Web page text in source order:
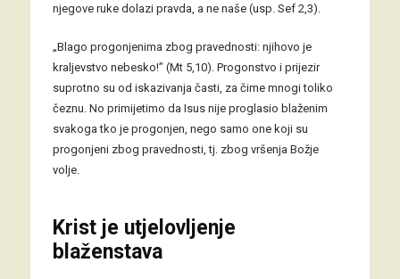
njegove ruke dolazi pravda, a ne naše (usp. Sef 2,3).
„Blago progonjenima zbog pravednosti: njihovo je
kraljevstvo nebesko!” (Mt 5,10). Progonstvo i prijezir
suprotno su od iskazivanja časti, za čime mnogi toliko
čeznu. No primijetimo da Isus nije proglasio blaženim
svakoga tko je progonjen, nego samo one koji su
progonjeni zbog pravednosti, tj. zbog vršenja Božje
volje.
Krist je utjelovljenje
blaženstava